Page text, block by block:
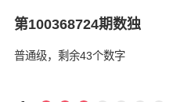
第100368724期数独
普通级，剩余43个数字